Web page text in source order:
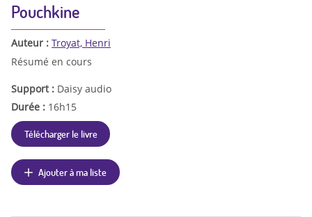
Pouchkine
Auteur : Troyat, Henri
Résumé en cours
Support : Daisy audio
Durée : 16h15
Télécharger le livre
Ajouter à ma liste